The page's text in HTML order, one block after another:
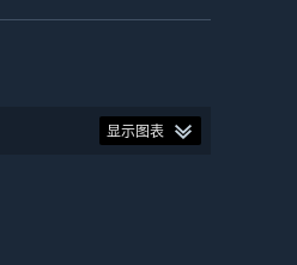
显示图表